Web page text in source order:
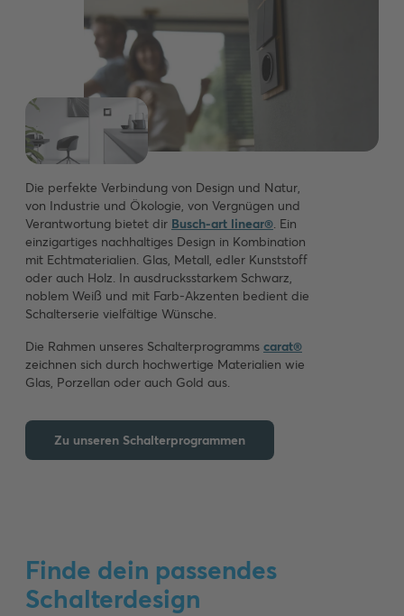
Die perfekte Verbindung von Design und Natur,
von Industrie und Ökologie, von Vergnügen und
Verantwortung bietet dir Busch-art linear®. Ein
einzigartiges nachhaltiges Design in Kombination
mit Echtmaterialien. Glas, Metall, edler Kunststoff
oder auch Holz. In ausdrucksstarkem Schwarz,
noblem Weiß und mit Farb-Akzenten bedient die
Schalterserie vielfältige Wünsche.
Die Rahmen unseres Schalterprogramms carat®
zeichnen sich durch hochwertige Materialien wie
Glas, Porzellan oder auch Gold aus.
Zu unseren Schalterprogrammen
Finde dein passendes
Schalterdesign